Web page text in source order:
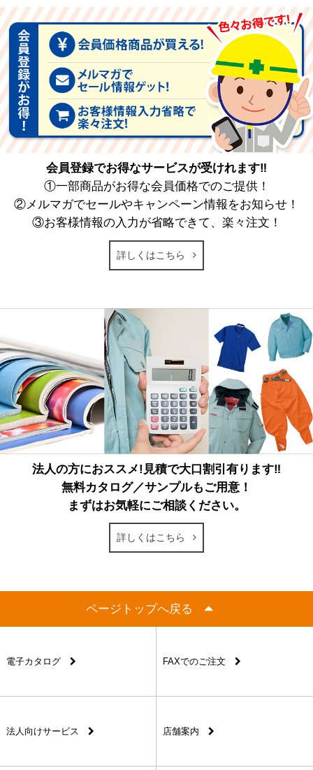
会員登録でお得なサービスが受けれます‼
①一部商品がお得な会員価格でのご提供！
②メルマガでセールやキャンペーン情報をお知らせ！
③お客様情報の入力が省略できて、楽々注文！
詳しくはこちら
法人の方におススメ!見積で大口割引有ります‼
無料カタログ／サンプルもご用意！
まずはお気軽にご相談ください。
詳しくはこちら
ページトップへ戻る
電子カタログ FAXでのご注文
法人向けサービス 店舗案内